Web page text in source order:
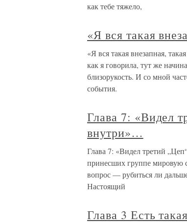
как тебе тяжело,
«Я вся такая
«Я вся такая внезапная,
как я говорила, тут же
близорукость. И со мной
события.
Глава 7: «Видел
внутри»…
Глава 7: «Видел третий
принесших группе мировую
вопрос — рубиться ли
Настоящий
Глава 3 Есть